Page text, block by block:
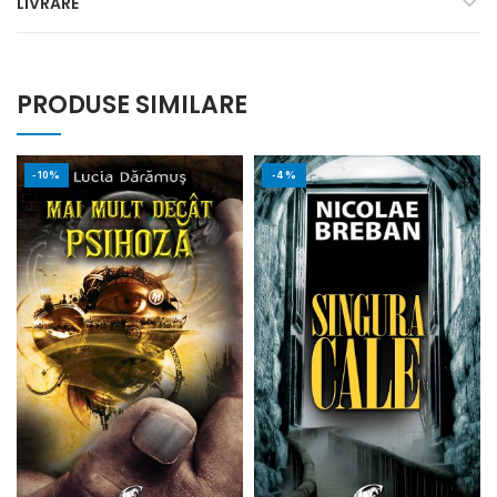
PRODUSE SIMILARE
-10% -4%